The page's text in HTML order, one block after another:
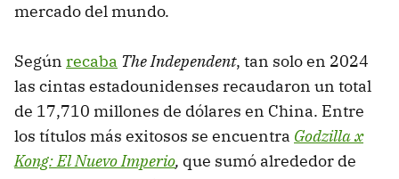
mercado del mundo.
Según recaba The Independent, tan solo en 2024
las cintas estadounidenses recaudaron un total
de 17,710 millones de dólares en China. Entre
los títulos más exitosos se encuentra Godzilla x
Kong: El Nuevo Imperio, que sumó alrededor de